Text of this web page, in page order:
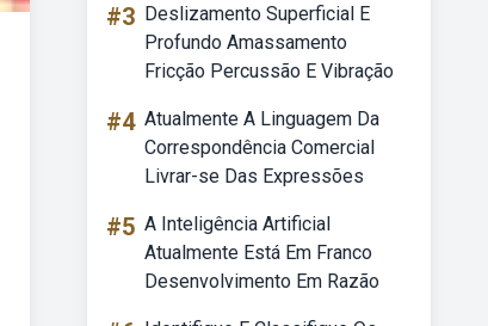
#3 Deslizamento Superficial E
Profundo Amassamento
Fricção Percussão E Vibração
#4 Atualmente A Linguagem Da
Correspondência Comercial
Livrar-se Das Expressões
#5 A Inteligência Artificial
Atualmente Está Em Franco
Desenvolvimento Em Razão